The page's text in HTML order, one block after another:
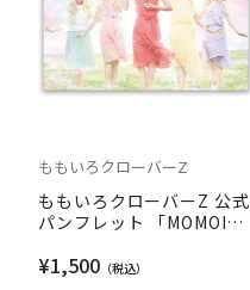
ももいろクローバーZ
ももいろクローバーZ 公式
パンフレット 「MOMOIRO
2016 ”白金の夜明け”」
¥1,500